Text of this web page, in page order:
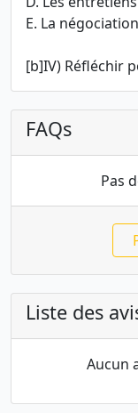
E. La négociation
[b]IV) Réfléchir
FAQs
Pas
Liste des
Aucun